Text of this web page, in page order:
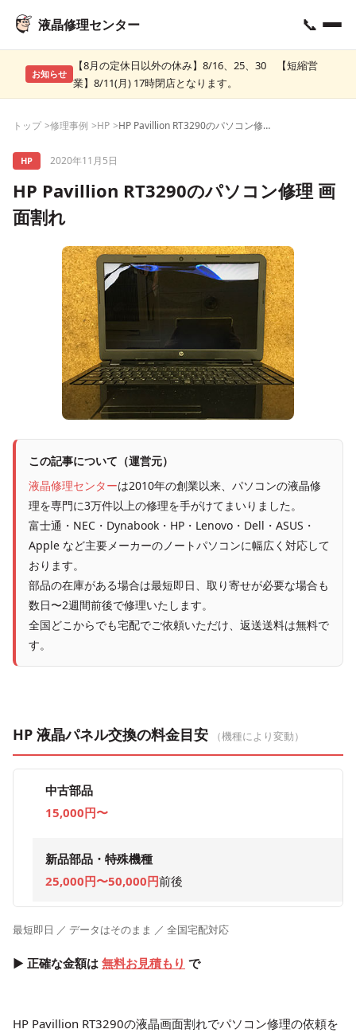
液晶修理センター 📞
お知らせ
【8月の定休日以外の休み】8/16、25、30 【短縮営
業】8/11(月) 17時閉店となります。
トップ 修理事例 HP HP Pavillion RT3290のパソコン修理 画面割れ
HP 2020年11月5日
HP Pavillion RT3290のパソコン修理 画
面割れ
この記事について（運営元）
液晶修理センターは2010年の創業以来、パソコンの液晶修
理を専門に3万件以上の修理を手がけてまいりました。
富士通・NEC・Dynabook・HP・Lenovo・Dell・ASUS・
Apple など主要メーカーのノートパソコンに幅広く対応して
おります。
部品の在庫がある場合は最短即日、取り寄せが必要な場合も
数日〜2週間前後で修理いたします。
全国どこからでも宅配でご依頼いただけ、返送送料は無料で
す。
HP 液晶パネル交換の料金目安 （機種により変動）
中古部品
15,000円〜
新品部品・特殊機種
25,000円〜50,000円前後
最短即日 ／ データはそのまま ／ 全国宅配対応
▶ 正確な金額は 無料お見積もり で
HP Pavillion RT3290の液晶画面割れでパソコン修理の依頼を